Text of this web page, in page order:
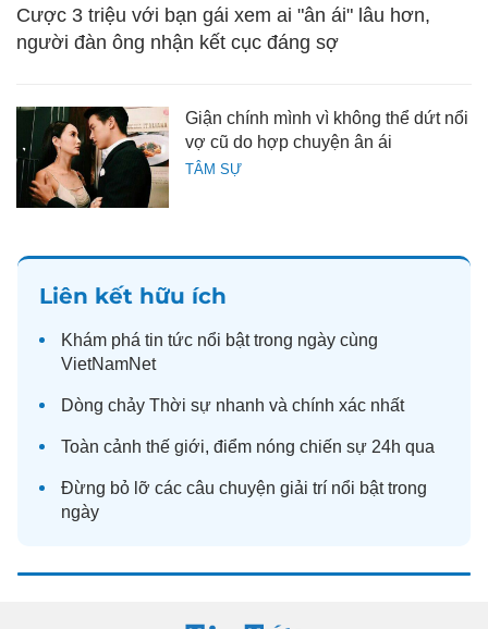
Cược 3 triệu với bạn gái xem ai "ân ái" lâu hơn,
người đàn ông nhận kết cục đáng sợ
TÂM SỰ
Giận chính mình vì không thể dứt nổi
vợ cũ do hợp chuyện ân ái
Liên kết hữu ích
Khám phá tin tức nổi bật trong ngày cùng
VietNamNet
Dòng chảy Thời sự nhanh và chính xác nhất
Toàn cảnh thế giới, điểm nóng chiến sự 24h qua
Đừng bỏ lỡ các câu chuyện giải trí nổi bật trong
ngày